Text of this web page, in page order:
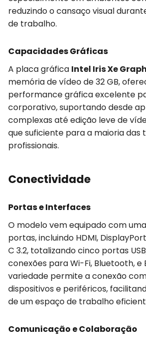
reduzindo o cansaço visual
de trabalho.
Capacidades Gráficas
A placa gráfica Intel Iris Xe
memória de vídeo de 32 GB,
performance gráfica excelente
corporativo, suportando desde
complexas até edição leve de
que suficiente para a maioria das
profissionais.
Conectividade
Portas e Interfaces
O modelo vem equipado com
portas, incluindo HDMI,
C 3.2, totalizando cinco portas
conexões para Wi-Fi, Bluetooth, e
variedade permite a conexão
dispositivos e periféricos,
de um espaço de trabalho
Comunicação e Colaboração